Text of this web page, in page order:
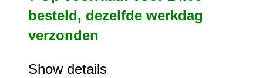
besteld, dezelfde werkdag
verzonden
Show details